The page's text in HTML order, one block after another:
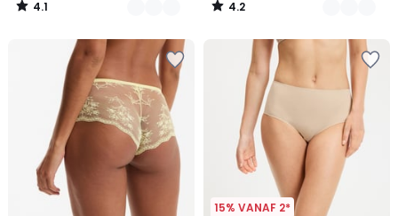
4.1
/
4.2
/
15% VANAF 2*